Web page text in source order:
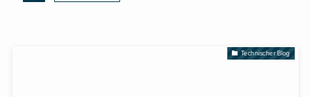
Technischer Blog